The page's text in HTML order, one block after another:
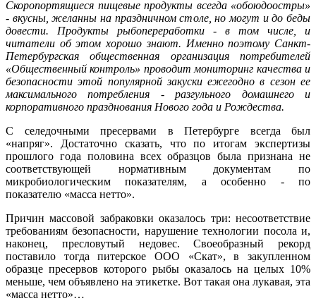
Скоропортящиеся пищевые продукты всегда «обоюдоостры»
- вкусны, желанны на праздничном столе, но могут и до беды
довести. Продукты рыбопереработки - в том числе, и
читатели об этом хорошо знают. Именно поэтому Санкт-
Петербургская общественная организация потребителей
«Общественный контроль» проводит мониторинг качества и
безопасности этой популярной закуски ежегодно в сезон ее
максимального потребления - разгульного домашнего и
корпоративного празднования Нового года и Рождества.
С селедочными пресервами в Петербурге всегда был
«напряг». Достаточно сказать, что по итогам экспертизы
прошлого года половина всех образцов была признана не
соответствующей нормативным документам по
микробиологическим показателям, а особенно - по
показателю «масса нетто».
Причин массовой забраковки оказалось три: несоответствие
требованиям безопасности, нарушение технологии посола и,
наконец, пресловутый недовес. Своеобразный рекорд
поставило тогда питерское ООО «Скат», в закупленном
образце пресервов которого рыбы оказалось на целых 10%
меньше, чем объявлено на этикетке. Вот такая она лукавая, эта
«масса нетто»…